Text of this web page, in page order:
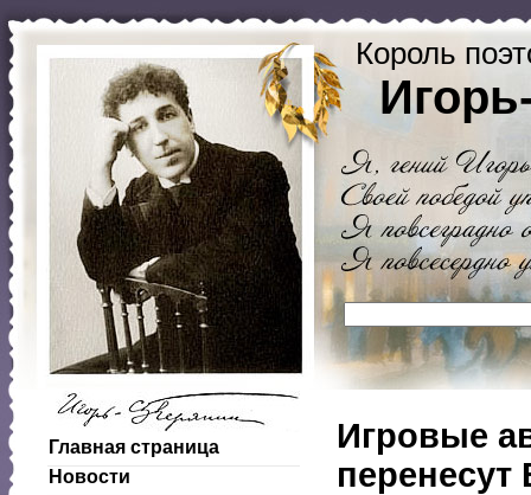
Король
Главная страница
Новости
Игровые
перенесут